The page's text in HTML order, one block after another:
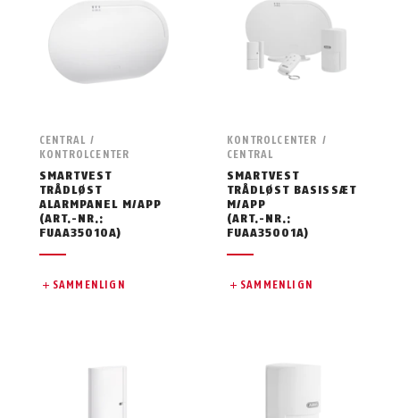
CENTRAL /
KONTROLCENTER
SMARTVEST
TRÅDLØST
ALARMPANEL M/APP
(ART.-NR.:
FUAA35010A)
SAMMENLIGN
KONTROLCENTER /
CENTRAL
SMARTVEST
TRÅDLØST BASISSÆT
M/APP
(ART.-NR.:
FUAA35001A)
SAMMENLIGN